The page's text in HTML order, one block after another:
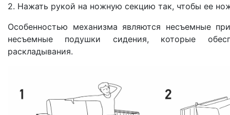
2. Нажать рукой на ножную секцию так, чтобы ее
Особенностью механизма являются несъемные
несъемные подушки сидения, которые
раскладывания.